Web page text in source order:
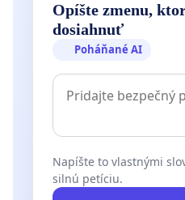
Opíšte zmenu,
dosiahnuť
Poháňané AI
Napíšte to vlastnými
silnú petíciu.